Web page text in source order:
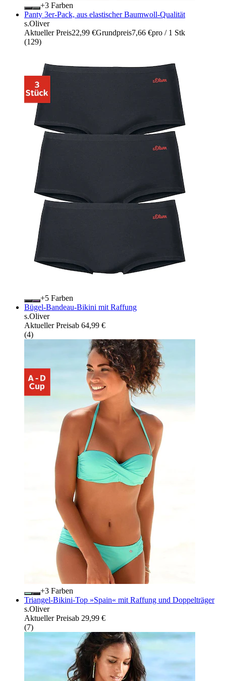
+
Farben
Panty 3er-Pack, aus elastischer Baumwoll-Qualität
s.Oliver
Aktueller Preis22,99 €Grundpreis7,66 €pro / 1 Stk
(129)
+
Farben
Bügel-Bandeau-Bikini mit Raffung
s.Oliver
Aktueller Preisab 64,99 €
(4)
+
Farben
Triangel-Bikini-Top »Spain« mit Raffung und Doppelträger
s.Oliver
Aktueller Preisab 29,99 €
(7)